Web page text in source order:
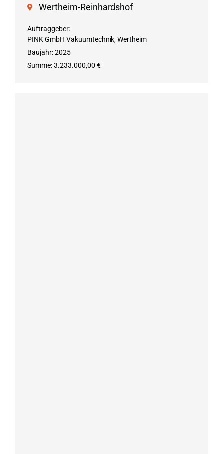
Wertheim-Reinhardshof
Auftraggeber:
PINK GmbH Vakuumtechnik, Wertheim
Baujahr: 2025
Summe: 3.233.000,00 €